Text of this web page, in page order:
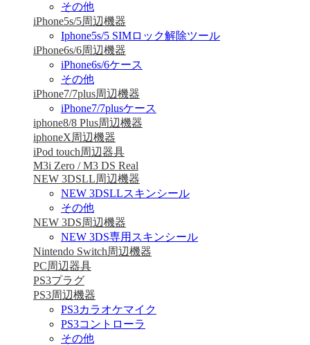
その他
iPhone5s/5周辺機器
Iphone5s/5 SIMロック解除ツール
iPhone6s/6周辺機器
iPhone6s/6ケース
その他
iPhone7/7plus周辺機器
iPhone7/7plusケース
iphone8/8 Plus周辺機器
iphoneX周辺機器
iPod touch周辺器具
M3i Zero / M3 DS Real
NEW 3DSLL周辺機器
NEW 3DSLLスキンシール
その他
NEW 3DS周辺機器
NEW 3DS専用スキンシール
Nintendo Switch周辺機器
PC周辺器具
PS3プラグ
PS3周辺機器
PS3カラオケマイク
PS3コントローラ
その他